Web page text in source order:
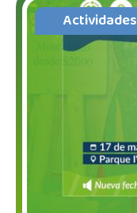
Actividades